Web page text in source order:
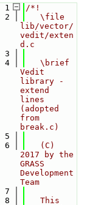
1
/*!
2
   \file
lib/vector/
vedit/exten
d.c
3
4
   \brief
Vedit
library -
extend
lines
(adopted
from
break.c)
5
6
   (C)
2017 by the
GRASS
Development
Team
7
8
   This